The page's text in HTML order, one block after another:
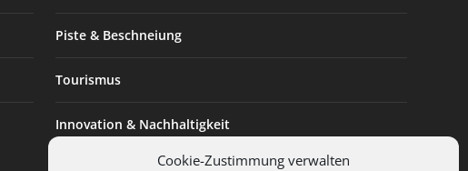
Cookie-Zustimmung verwalten
Piste & Beschneiung
Tourismus
Innovation & Nachhaltigkeit